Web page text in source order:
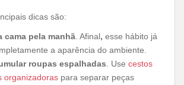
dicas são:
cama pela manhã. Afinal, esse hábito já
a aparência do ambiente.
roupas espalhadas. Use cestos
organizadoras para separar peças